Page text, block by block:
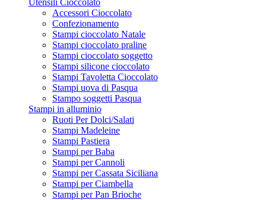
Utensili Cioccolato
Accessori Cioccolato
Confezionamento
Stampi cioccolato Natale
Stampi cioccolato praline
Stampi cioccolato soggetto
Stampi silicone cioccolato
Stampi Tavoletta Cioccolato
Stampi uova di Pasqua
Stampo soggetti Pasqua
Stampi in alluminio
Ruoti Per Dolci/Salati
Stampi Madeleine
Stampi Pastiera
Stampi per Baba
Stampi per Cannoli
Stampi per Cassata Siciliana
Stampi per Ciambella
Stampi per Pan Brioche